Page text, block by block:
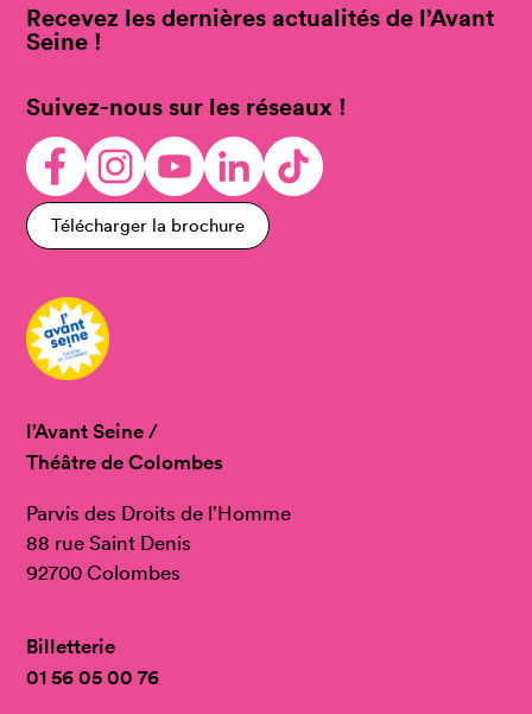
Recevez les dernières actualités de l’Avant
Seine !
Suivez-nous sur les réseaux !
Télécharger la brochure
l’Avant Seine /
Théâtre de Colombes
Parvis des Droits de l’Homme
88 rue Saint Denis
92700 Colombes
Billetterie
01 56 05 00 76